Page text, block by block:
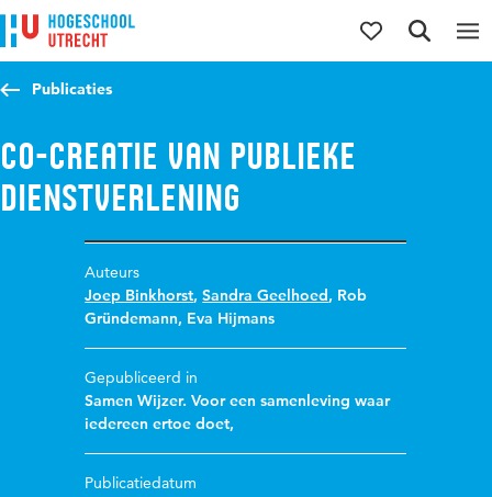
Direct naar de inhoud
Direct naar de hoofdnavigatie
Direct naar de zoekfunctie
Publicaties
Co-creatie van publieke
dienstverlening
Auteurs
Joep Binkhorst,Sandra Geelhoed, Rob
Gründemann, Eva Hijmans
Gepubliceerd in
Samen Wijzer. Voor een samenleving waar
iedereen ertoe doet,
Publicatiedatum